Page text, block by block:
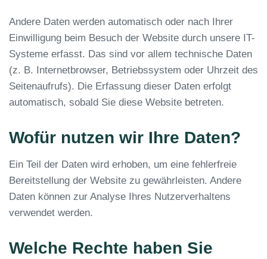
Andere Daten werden automatisch oder nach Ihrer
Einwilligung beim Besuch der Website durch unsere IT-
Systeme erfasst. Das sind vor allem technische Daten
(z. B. Internetbrowser, Betriebssystem oder Uhrzeit des
Seitenaufrufs). Die Erfassung dieser Daten erfolgt
automatisch, sobald Sie diese Website betreten.
Wofür nutzen wir Ihre Daten?
Ein Teil der Daten wird erhoben, um eine fehlerfreie
Bereitstellung der Website zu gewährleisten. Andere
Daten können zur Analyse Ihres Nutzerverhaltens
verwendet werden.
Welche Rechte haben Sie